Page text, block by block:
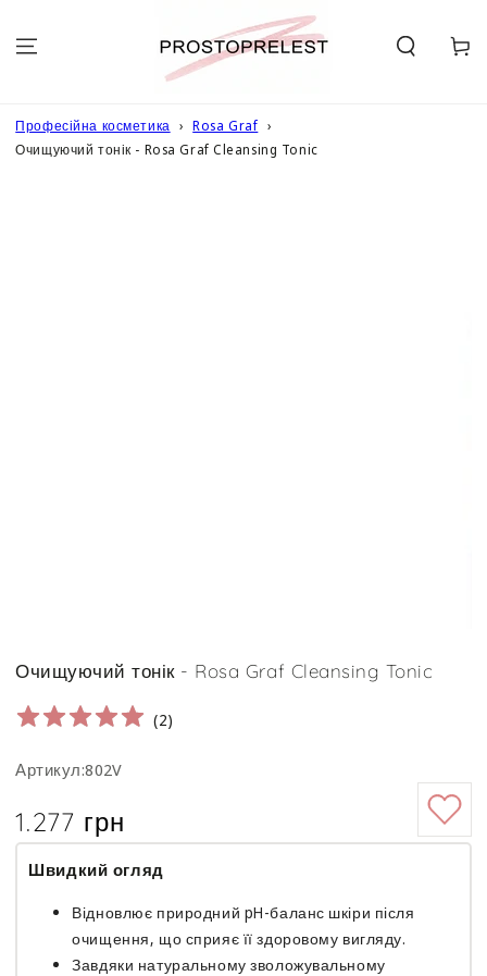
Кошик
Професійна косметика
Rosa Graf
Очищуючий тонік - Rosa Graf Cleansing Tonic
Очищуючий тонік - Rosa Graf Cleansing Tonic
(2)
Артикул:802V
Ціна
1.277 грн
Швидкий огляд
Відновлює природний pH-баланс шкіри після
очищення, що сприяє її здоровому вигляду.
Завдяки натуральному зволожувальному